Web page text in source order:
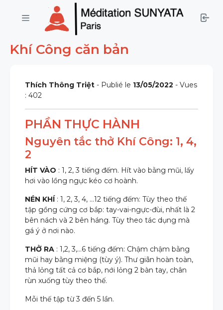
Khí Công căn bản
Thích Thông Triệt - Publié le 13/05/2022 - Vues
: 402
PHẦN THỰC HÀNH
Nguyên tắc thở Khí Công: 1, 4,
2
HÍT VÀO : 1, 2, 3 tiếng đếm. Hít vào bằng mũi, lấy
hơi vào lồng ngực kéo cơ hoành.
NÉN KHÍ : 1, 2, 3, 4, …12 tiếng đếm: Tùy theo thế
tập gồng cứng cơ bắp: tay-vai-ngực-đùi, nhất là 2
bên nách và 2 bên háng. Tùy theo tác dụng mà
gá ý ở nơi nào.
THỞ RA : 1,2, 3,…6 tiếng đếm: Chậm chậm bằng
mũi hay bằng miệng (tùy ý). Thư giãn hoàn toàn,
thả lỏng tất cả cơ bắp, nới lỏng 2 bàn tay, chân
rùn xuống tùy theo thế.
Mỗi thế tập từ 3 đến 5 lần.